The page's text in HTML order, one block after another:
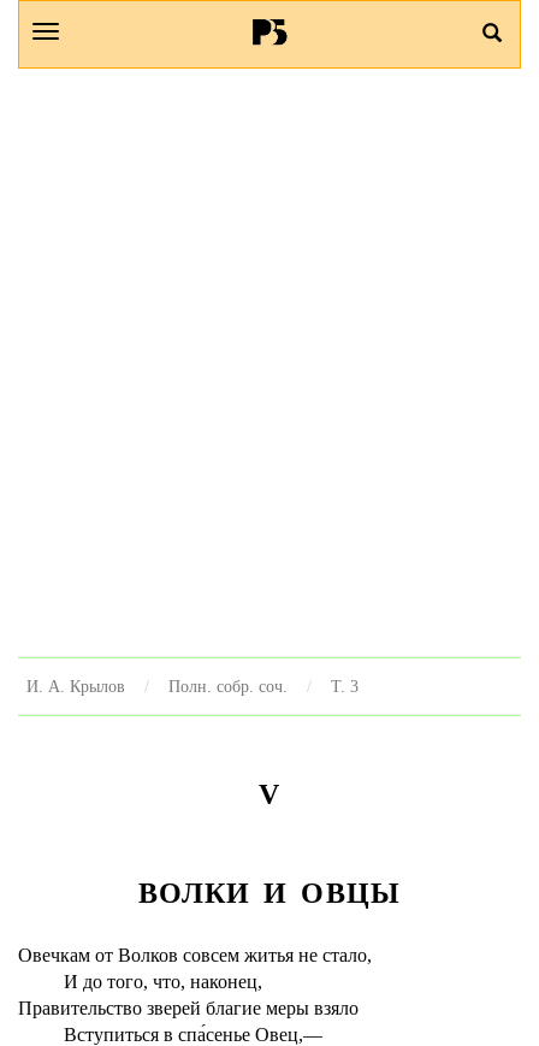
И. А. Крылов Полн. собр. соч. Т. 3
V
ВОЛКИ И ОВЦЫ
Овечкам от Волков совсем житья не стало,
И до того, что, наконец,
Правительство зверей благие меры взяло
Вступиться в спа́сенье Овец,—